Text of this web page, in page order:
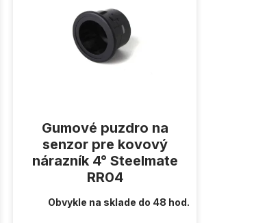
Gumové puzdro na
senzor pre kovový
nárazník 4° Steelmate
RR04
Obvykle na sklade do 48 hod.